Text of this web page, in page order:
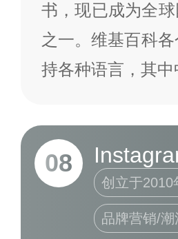
书，现已成为全
之一。维基百科
持各种语言，其中
08
创立于2010
品牌营销/